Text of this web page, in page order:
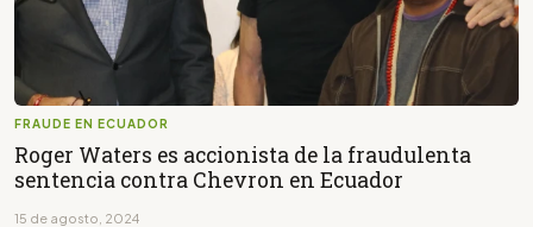
FRAUDE EN ECUADOR
Roger Waters es accionista de la fraudulenta
sentencia contra Chevron en Ecuador
15 de agosto, 2024